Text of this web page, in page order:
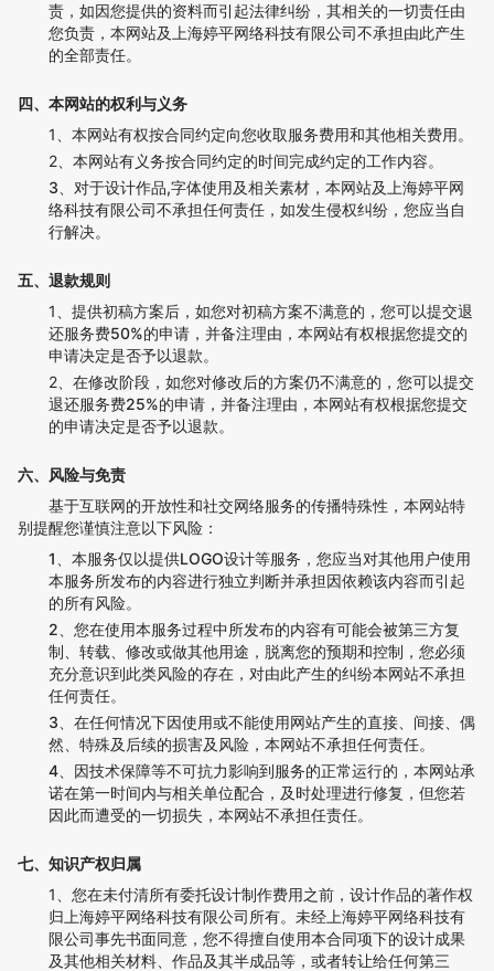
责，如因您提供的资料而引起法律纠纷，其相关的一切责任由
您负责，本网站及上海婷平网络科技有限公司不承担由此产生
的全部责任。
四、本网站的权利与义务
1、本网站有权按合同约定向您收取服务费用和其他相关费用。
2、本网站有义务按合同约定的时间完成约定的工作内容。
3、对于设计作品,字体使用及相关素材，本网站及上海婷平网
络科技有限公司不承担任何责任，如发生侵权纠纷，您应当自
行解决。
五、退款规则
1、 提供初稿方案后，如您对初稿方案不满意的，您可以提交退
还服务费50%的申请， 并备注理由，本网站有权根据您提交的
申请决定是否予以退款。
2、 在修改阶段，如您对修改后的方案仍不满意的，您可以提交
退还服务费25%的申请， 并备注理由，本网站有权根据您提交
的申请决定是否予以退款。
六、风险与免责
基于互联网的开放性和社交网络服务的传播特殊性，本网站特
别提醒您谨慎注意以下风险：
1、本服务仅以提供LOGO设计等服务，您应当对其他用户使用
本服务所发布的内容进行独立判断并承担因依赖该内容而引起
的所有风险。
2、您在使用本服务过程中所发布的内容有可能会被第三方复
制、转载、修改或做其他用途，脱离您的预期和控制，您必须
充分意识到此类风险的存在，对由此产生的纠纷本网站不承担
任何责任。
3、在任何情况下因使用或不能使用网站产生的直接、间接、偶
然、特殊及后续的损害及风险，本网站不承担任何责任。
4、因技术保障等不可抗力影响到服务的正常运行的，本网站承
诺在第一时间内与相关单位配合，及时处理进行修复，但您若
因此而遭受的一切损失，本网站不承担任责任。
七、知识产权归属
1、您在未付清所有委托设计制作费用之前，设计作品的著作权
归上海婷平网络科技有限公司所有。未经上海婷平网络科技有
限公司事先书面同意，您不得擅自使用本合同项下的设计成果
及其他相关材料、作品及其半成品等，或者转让给任何第三